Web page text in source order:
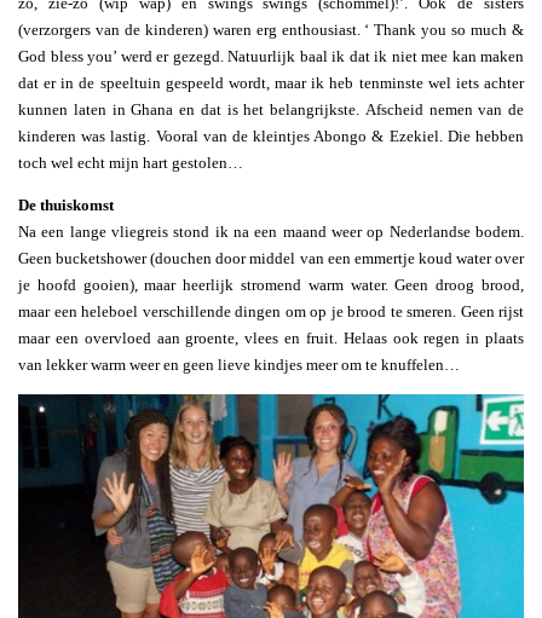
(verzorgers van de kinderen) waren erg enthousiast. ‘ Thank you so much &
God bless you’ werd er gezegd. Natuurlijk baal ik dat ik niet mee kan maken
dat er in de speeltuin gespeeld wordt, maar ik heb tenminste wel iets achter
kunnen laten in Ghana en dat is het belangrijkste. Afscheid nemen van de
kinderen was lastig. Vooral van de kleintjes Abongo & Ezekiel. Die hebben
toch wel echt mijn hart gestolen…
De thuiskomst
Na een lange vliegreis stond ik na een maand weer op Nederlandse bodem.
Geen bucketshower (douchen door middel van een emmertje koud water over
je hoofd gooien), maar heerlijk stromend warm water. Geen droog brood,
maar een heleboel verschillende dingen om op je brood te smeren. Geen rijst
maar een overvloed aan groente, vlees en fruit. Helaas ook regen in plaats
van lekker warm weer en geen lieve kindjes meer om te knuffelen…